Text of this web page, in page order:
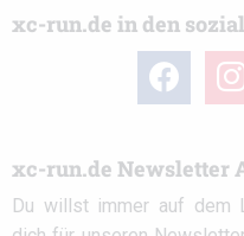
xc-run.de in den
facebook
xc-run.de Newsletter
Du willst immer auf dem